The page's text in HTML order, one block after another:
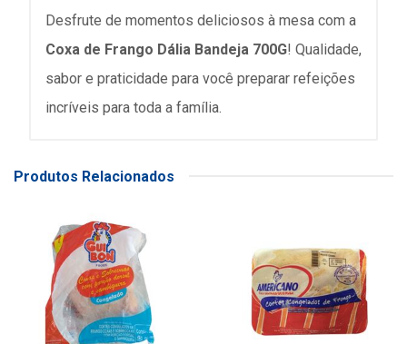
Desfrute de momentos deliciosos à mesa com a
Coxa de Frango Dália Bandeja 700G! Qualidade,
sabor e praticidade para você preparar refeições
incríveis para toda a família.
Produtos Relacionados